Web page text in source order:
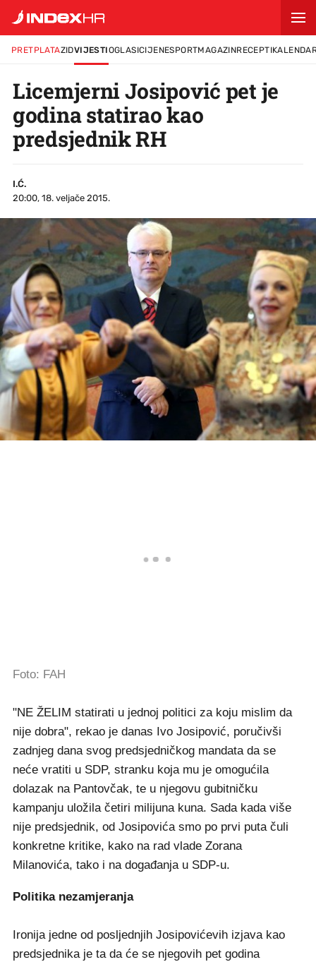
PRETPLATAZIDVIJESTIOGLASICIJENESPORTMAGAZINRECEPTI
Licemjerni Josipović pet je
godina statirao kao
predsjednik RH
I.Ć.
20:00, 18. veljače 2015.
Foto: FAH
"NE ŽELIM statirati u jednoj politici za koju mislim da
nije dobra", rekao je danas Ivo Josipović, poručivši
zadnjeg dana svog predsjedničkog mandata da se
neće vratiti u SDP, stranku koja mu je omogućila
dolazak na Pantovčak, te u njegovu gubitničku
kampanju uložila četiri milijuna kuna. Sada kada više
nije predsjednik, od Josipovića smo po prvi puta čuli
konkretne kritike, kako na rad vlade Zorana
Milanovića, tako i na događanja u SDP-u.
Politika nezamjeranja
Ironija jedne od posljednjih Josipovićevih izjava kao
predsjednika je ta da će se njegovih pet godina